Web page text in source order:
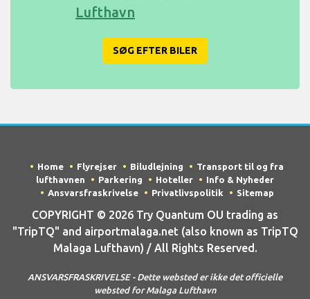
Lufthavn
SØG EFTER BILER
Home Flyrejser Biludlejning
Transport til og fra
lufthavnen
Parkering Hoteller
Info & Nyheder
Ansvarsfraskrivelse
Privatlivspolitik Sitemap
COPYRIGHT © 2026 Try Quantum OU trading as
"TripTQ" and airportmalaga.net (also known as TripTQ
Malaga Lufthavn) / All Rights Reserved.
ANSVARSFRASKRIVELSE - Dette websted er ikke det officielle
websted for Malaga Lufthavn